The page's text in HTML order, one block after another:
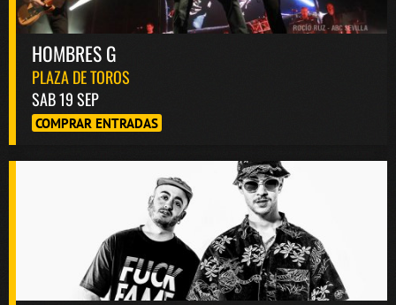
HOMBRES G
PLAZA DE TOROS
SAB 19 SEP
COMPRAR ENTRADAS